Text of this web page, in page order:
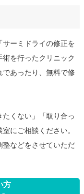
サーミドライの修正を
を行ったクリニック
あったり、無料で修
たくない」「取り合っ
にご相談ください。
などをさせていただ
方